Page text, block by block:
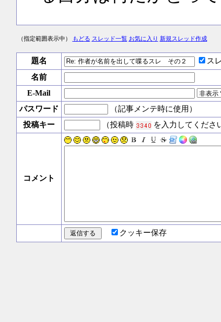
（指定範囲表示中） もどる スレッド一覧 お気に入り 新規スレッド作成
題名
ス
名前
E-Mail
パスワード
（記事メンテ時に使用）
投稿キー
（投稿時 を入力してくださ
コメント
クッキー保存